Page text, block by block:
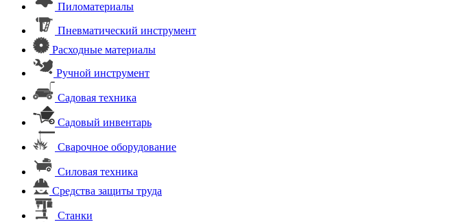
Пиломатериалы
Пневматический инструмент
Расходные материалы
Ручной инструмент
Садовая техника
Садовый инвентарь
Сварочное оборудование
Силовая техника
Средства защиты труда
Станки